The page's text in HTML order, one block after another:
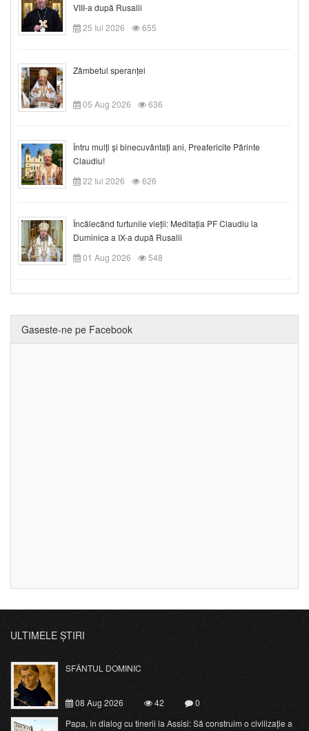
VIII-a după Rusalii
25 Iul 2026
655
Zâmbetul speranței
05 Aug 2026 636
Întru mulți și binecuvântați ani, Preafericite Părinte
Claudiu!
22 Iul 2026
626
Încălecând furtunile vieții: Meditația PF Claudiu la
Duminica a IX-a după Rusalii
01 Aug 2026
548
Gaseste-ne pe Facebook
ULTIMELE ȘTIRI
SFÂNTUL DOMINIC
08 Aug 2026 42
0
Papa, în dialog cu tinerii la Assisi: Să construim o civilizație a